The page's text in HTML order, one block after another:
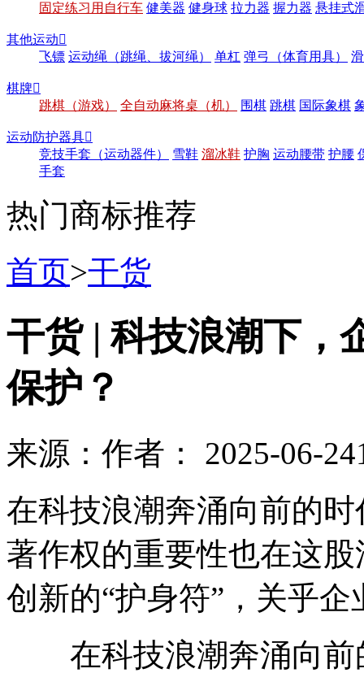
固定练习用自行车 健美器 健身球 拉力器 握力器 悬挂式
其他运动
飞镖 运动绳（跳绳、拔河绳） 单杠 弹弓（体育用具）
棋牌
跳棋（游戏）
全自动麻将桌（机） 围棋 跳棋 国际象棋
运动防护器具
竞技手套（运动器件）
雪鞋 溜冰鞋 护胸 运动腰带 护腰
手套
热门商标推荐
首页>干货
干货 | 科技浪潮下，
保护？
来源： 作者： 2025-06-24
在科技浪潮奔涌向前的
著作权的重要性也在这
创新的“护身符”，关乎
在科技浪潮奔涌向前